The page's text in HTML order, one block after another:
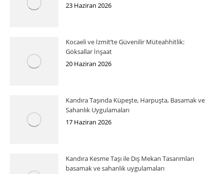
23 Haziran 2026
Kocaeli ve İzmit’te Güvenilir Müteahhitlik:
Göksallar İnşaat
20 Haziran 2026
Kandıra Taşında Küpeşte, Harpuşta, Basamak ve
Sahanlık Uygulamaları
17 Haziran 2026
Kandıra Kesme Taşı ile Dış Mekan Tasarımları
basamak ve sahanlık uygulamaları